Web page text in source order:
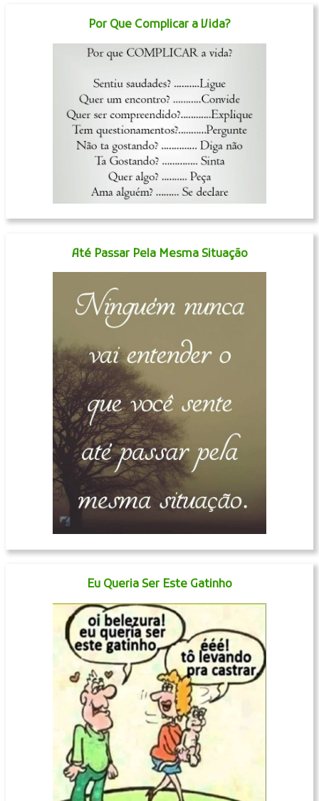
Por Que Complicar a Vida?
Até Passar Pela Mesma Situação
Eu Queria Ser Este Gatinho